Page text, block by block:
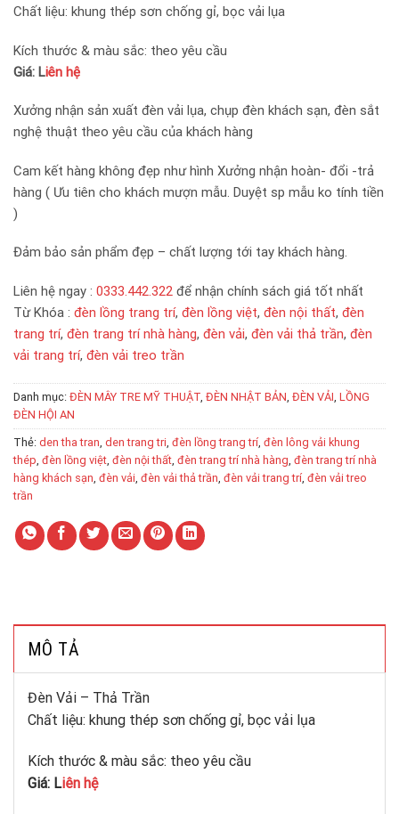
Chất liệu: khung thép sơn chống gỉ, bọc vải lụa
Kích thước & màu sắc: theo yêu cầu
Giá: Liên hệ
Xưởng nhận sản xuất đèn vải lụa, chụp đèn khách sạn, đèn sắt
nghệ thuật theo yêu cầu của khách hàng
Cam kết hàng không đẹp như hình Xưởng nhận hoàn- đổi -trả
hàng ( Ưu tiên cho khách mượn mẫu. Duyệt sp mẫu ko tính tiền
)
Đảm bảo sản phẩm đẹp – chất lượng tới tay khách hàng.
Liên hệ ngay : 0333.442.322 để nhận chính sách giá tốt nhất
Từ Khóa : đèn lồng trang trí, đèn lồng việt, đèn nội thất, đèn
trang trí, đèn trang trí nhà hàng, đèn vải, đèn vải thả trần, đèn
vải trang trí, đèn vải treo trần
Danh mục: ĐÈN MÂY TRE MỸ THUẬT, ĐÈN NHẬT BẢN, ĐÈN VẢI, LỒNG
ĐÈN HỘI AN
Thẻ: den tha tran, den trang tri, đèn lồng trang trí, đèn lông vải khung
thép, đèn lồng việt, đèn nội thất, đèn trang trí nhà hàng, đèn trang trí nhà
hàng khách sạn, đèn vải, đèn vải thả trần, đèn vải trang trí, đèn vải treo
trần
MÔ TẢ
Đèn Vải – Thả Trần
Chất liệu: khung thép sơn chống gỉ, bọc vải lụa
Kích thước & màu sắc: theo yêu cầu
Giá: Liên hệ